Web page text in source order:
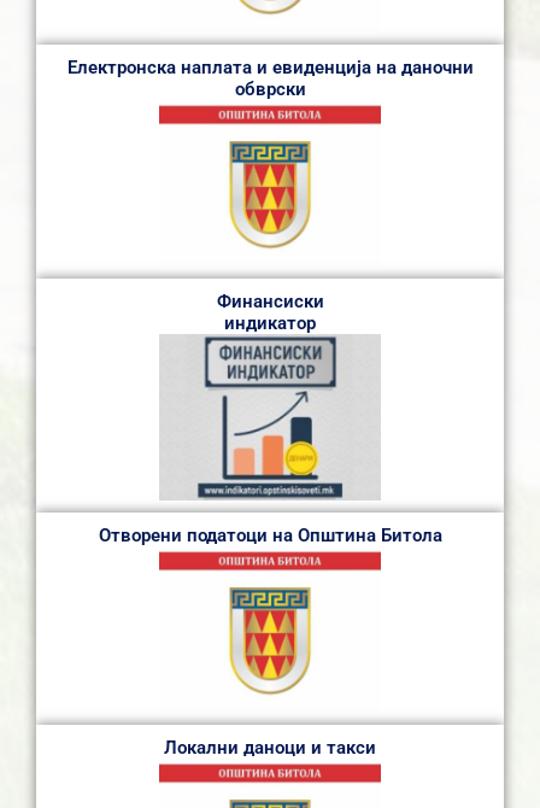
Електронска наплата и евиденција на даночни
обврски
Финансиски
индикатор
Отворени податоци на Општина Битола
Локални даноци и такси